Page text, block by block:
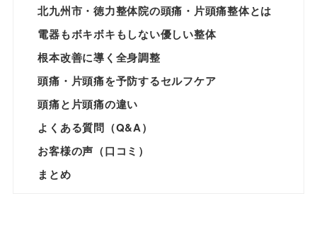
北九州市・徳力整体院の頭痛・片頭痛整体とは
電器もボキボキもしない優しい整体
根本改善に導く全身調整
頭痛・片頭痛を予防するセルフケア
頭痛と片頭痛の違い
よくある質問（Q&A）
お客様の声（口コミ）
まとめ